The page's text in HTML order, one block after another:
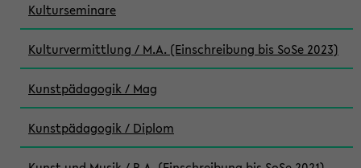
Kulturseminare
Kulturvermittlung / M.A. (Einschreibung bis SoSe 2023)
Kunstpädagogik / Mag
Kunstpädagogik / Diplom